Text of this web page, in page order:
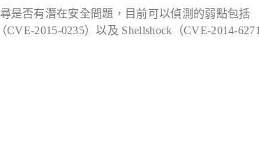
是否有潛在安全問題，目前可以偵測的弱點包括
2015-0235）以及 Shellshock（CVE-2014-